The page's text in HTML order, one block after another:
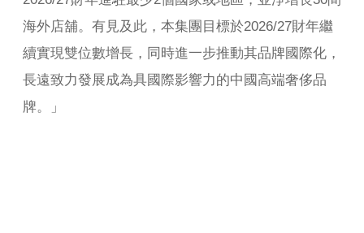
海外店舖。有見及此，本集團目標於2026/27財年繼
續實現雙位數增長，同時進一步推動其品牌國際化，
長遠致力發展成為具國際影響力的中國高端奢侈品
牌。」